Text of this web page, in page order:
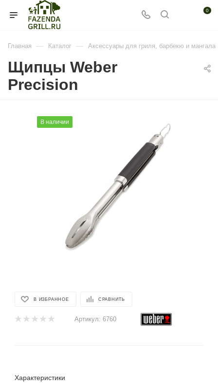
0
Главная — Каталог — Аксессуары для гриля, барбекю и мангала
Щипцы Weber
Precision
В наличии
В ИЗБРАННОЕ СРАВНИТЬ
Артикул: 6760
Характеристики